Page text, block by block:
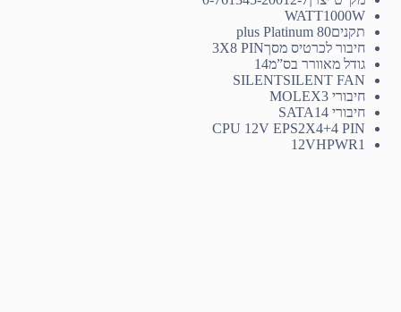
WATT1000W
תקנים80 plus Platinum
חיבור לכרטיס מסך3X8 PIN
גודל מאוורר בס”מ14
SILENTSILENT FAN
חיבורי MOLEX 3
חיבורי SATA 14
CPU 12V EPS2X4+4 PIN
12VHPWR1